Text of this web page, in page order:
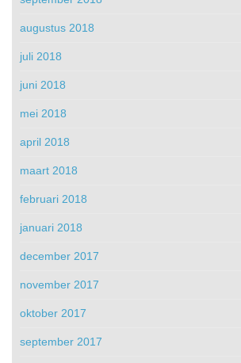
augustus 2018
juli 2018
juni 2018
mei 2018
april 2018
maart 2018
februari 2018
januari 2018
december 2017
november 2017
oktober 2017
september 2017